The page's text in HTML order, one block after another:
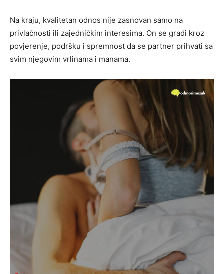
Na kraju, kvalitetan odnos nije zasnovan samo na
privlačnosti ili zajedničkim interesima. On se gradi kroz
povjerenje, podršku i spremnost da se partner prihvati sa
svim njegovim vrlinama i manama.